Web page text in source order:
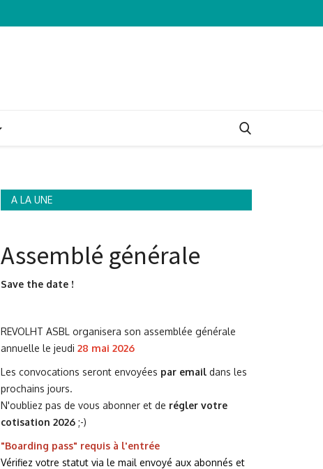
A LA UNE
Assemblé générale
Save the date !
REVOLHT ASBL organisera son assemblée générale
annuelle le jeudi 28 mai 2026
Les convocations seront envoyées par email dans les
prochains jours.
N'oubliez pas de vous abonner et de régler votre
cotisation 2026 ;-)
"Boarding pass" requis à l'entrée
Vérifiez votre statut via le mail envoyé aux abonnés et